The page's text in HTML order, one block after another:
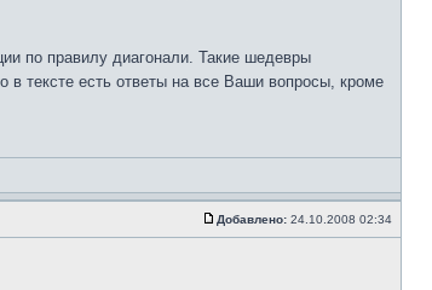
по правилу диагонали. Такие шедевры
в тексте есть ответы на все Ваши вопросы, кроме
Добавлено: 24.10.2008 02:34